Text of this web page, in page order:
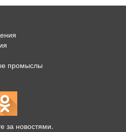
промыслы
за новостями.